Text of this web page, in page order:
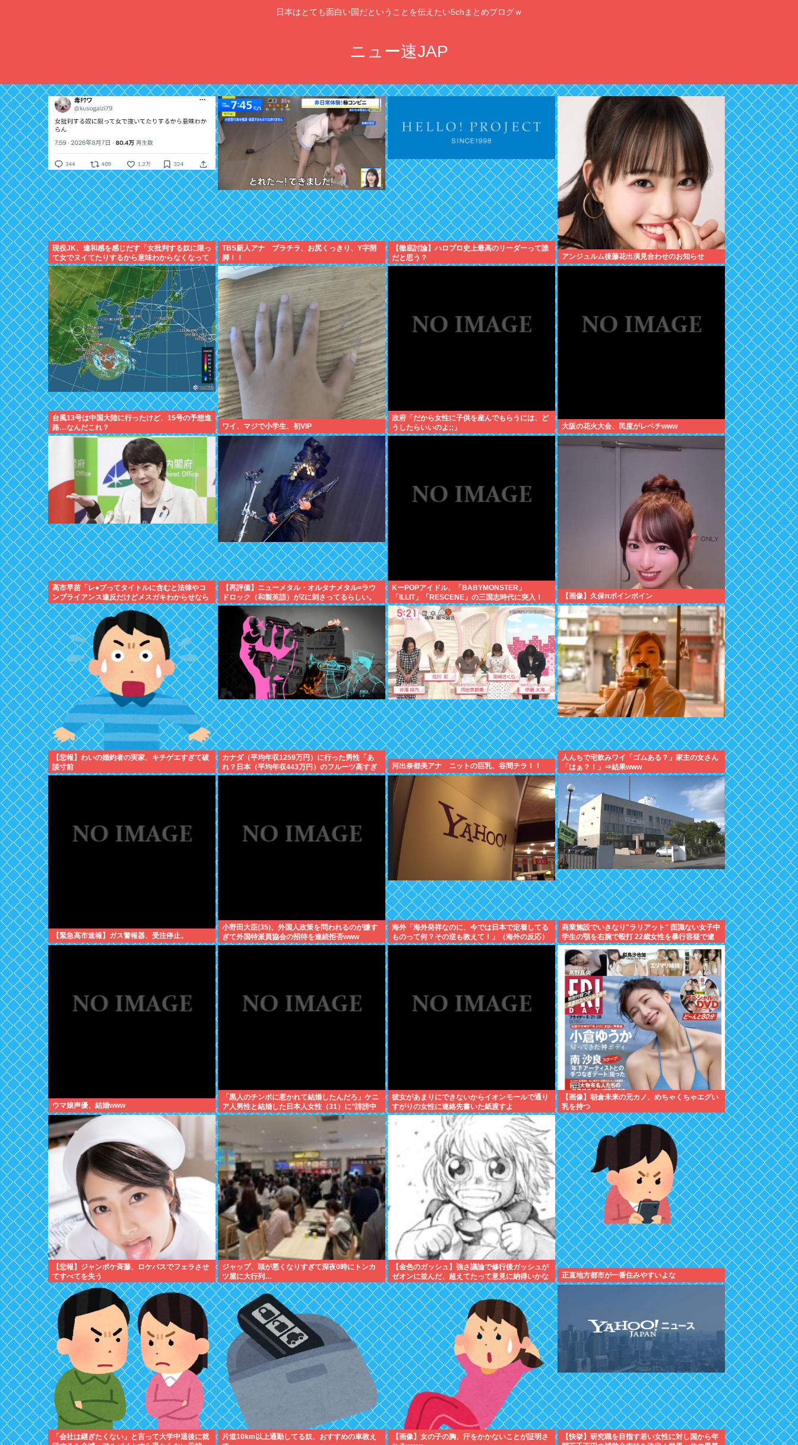
日本はとても面白い国だということを伝えたい5chまとめブログｗ
ニュー速JAP
現役JK、違和感を感じだす「女批判する奴に限っ
て女でヌイてたりするから意味わからなくなって
きた 」
TBS新人アナ ブラチラ、お尻くっきり、Y字開
脚！！
【徹底討論】ハロプロ史上最高のリーダーって誰
だと思う？
アンジュルム後藤花出演見合わせのお知らせ
台風13号は中国大陸に行ったけど、15号の予想進
路…なんだこれ？
ワイ、マジで小学生、初VIP
政府「だから女性に子供を産んでもらうには、ど
うしたらいいのよ;;」
大阪の花火大会、民度がレベチwww
高市早苗「レ●プってタイトルに含むと法律やコ
ンプライアンス違反だけどメスガキわからせなら
問題ないわ」異常だろ日本
【再評価】ニューメタル・オルタナメタル=ラウ
ドロック（和製英語）がZに刺さってるらしい。
お前らがキッズの頃好きだったバンドは何？
KーPOPアイドル、「BABYMONSTER」
「ILLIT」「RESCENE」の三国志時代に突入！
【画像】久保πボインボイン
【悲報】わいの婚約者の実家、キチゲエすぎて破
談寸前
カナダ（平均年収1259万円）に行った男性「あ
れ？日本（平均年収443万円）のフルーツ高すぎ
ない？」
河出奈都美アナ ニットの巨乳、谷間チラ！！
人んちで宅飲みワイ「ゴムある？」家主の女さん
「はぁ？！」⇒結果www
【緊急高市速報】ガス警報器、受注停止。
小野田大臣(35)、外国人政策を問われるのが嫌す
ぎて外国特派員協会の招待を連続拒否www
海外「海外発祥なのに、今では日本で定着してる
ものって何？その逆も教えて！」（海外の反応）
商業施設でいきなり"ラリアット" 面識ない女子中
学生の顎を右腕で殴打 22歳女性を暴行容疑で逮
捕
ウマ娘声優、結婚www
「黒人のチンポに惹かれて結婚したんだろ」ケニ
ア人男性と結婚した日本人女性（31）に”誹謗中
傷”殺到
彼女があまりにできないからイオンモールで通り
すがりの女性に連絡先書いた紙渡すよ
【画像】朝倉未来の元カノ、めちゃくちゃエグい
乳を持つ
【悲報】ジャンポケ斉藤、ロケバスでフェラさせ
てすべてを失う
ジャップ、頭が悪くなりすぎて深夜0時にトンカ
ツ屋に大行列…
【金色のガッシュ】強さ議論で修行後ガッシュが
ゼオンに並んだ、超えてたって意見に納得いかな
いんだけど
正直地方都市が一番住みやすいよな
「会社は継ぎたくない」と言って大学中退後に就
片道10km以上通勤してる奴、おすすめの車教え
【画像】女の子の胸、汗をかかないことが証明さ
【快挙】研究職を目指す若い女性に対し国から年